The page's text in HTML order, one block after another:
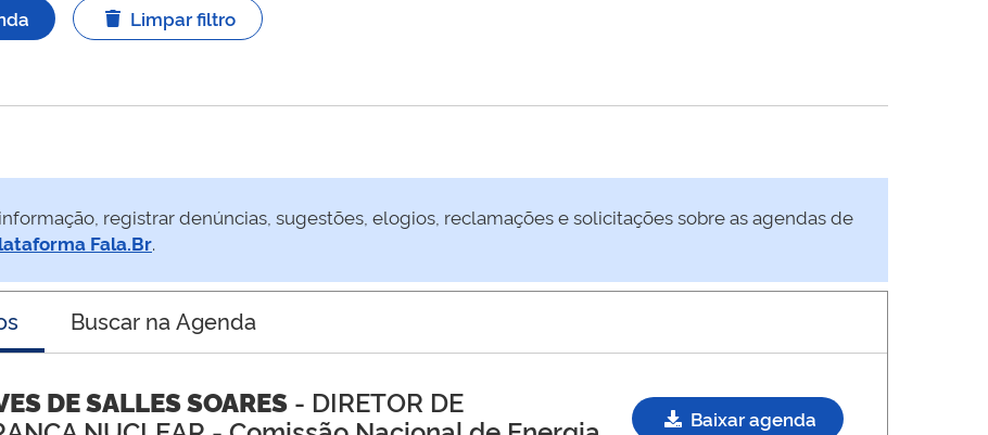
Limpar filtro
registrar denúncias, sugestões, elogios, reclamações e solicitações sobre as agendas de
Fala.Br.
Buscar na Agenda
DE SALLES SOARES - DIRETOR DE
Baixar agenda